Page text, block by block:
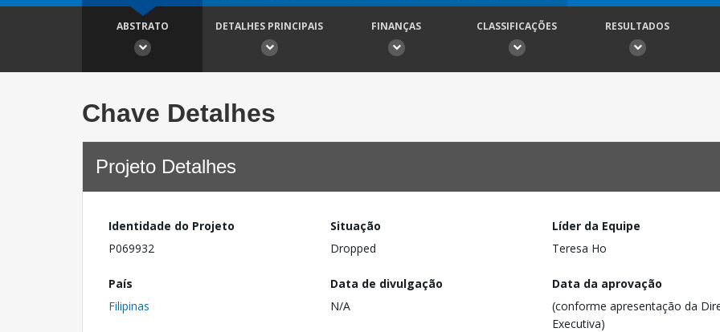
ABSTRATO DETALHES PRINCIPAIS FINANÇAS CLASSIFICAÇÕES RESULTADOS
Chave Detalhes
Projeto Detalhes
Identidade do Projeto
P069932
Situação
Dropped
Líder da Equipe
Teresa Ho
País
Filipinas
Data de divulgação
N/A
Data da aprovação
(conforme apresentação da
Executiva)